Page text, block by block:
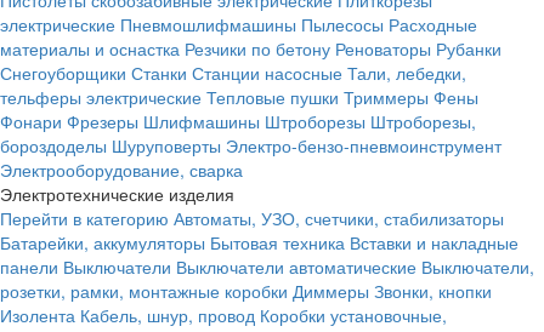
электрические Пневмошлифмашины Пылесосы Расходные
материалы и оснастка Резчики по бетону Реноваторы Рубанки
Снегоуборщики Станки Станции насосные Тали, лебедки,
тельферы электрические Тепловые пушки Триммеры Фены
Фонари Фрезеры Шлифмашины Штроборезы Штроборезы,
бороздоделы Шуруповерты Электро-бензо-пневмоинструмент
Электрооборудование, сварка
Электротехнические изделия
Перейти в категорию Автоматы, УЗО, счетчики, стабилизаторы
Батарейки, аккумуляторы Бытовая техника Вставки и накладные
панели Выключатели Выключатели автоматические Выключатели,
розетки, рамки, монтажные коробки Диммеры Звонки, кнопки
Изолента Кабель, шнур, провод Коробки установочные,